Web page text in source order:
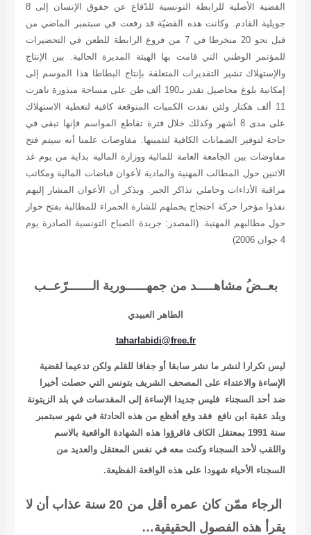
القضية الأصلية للرابطة التونسية للدّفاع عن حقوق الإنسان إلى 8
جويلية القادم. وكانت هذه القضيّة قد رفعت في سبتمبر الماضي من
قبل نحو 20 منخرطا في 7 من فروع الرابطة للطعن في التحضيرات
للمؤتمر الوطني التي قامت بها الهيئة المديرة الحالية. بين الإنتاج
والإستهلاك تشير التقديرات المتعلقة بإنتاج البطاطا هذا الموسم إلى
إمكانية بلوغ محاصيل تقدر بـ190 ألف طن على مساحة مبذورة ناهزت
11 ألف هكتار ولئن نفدت الكميات المتوقعة كافية لتغطية الاستهلاك
على مدى 8 أشهر وكذلك خلال فترة تقاطع المواسم فإنها تبقى في
حاجة لتوفير الضمانات الكافية لتثمينها. مفاوضات علمنا أنه سيتم فتح
مفاوضات بين الجامعة العامة للمالية ووزارة المالية بداية من يوم غد
الاثنين حول المطالب المهنية والمادية لأعوان قباضات المالية ومكاتب
مراقبة الأداءات وحاملي تذاكر الجبر. ويذكر أن الأعوان المشار إليهم
نفذوا مؤخرا حركة احتجاج يحملهم للشارة الحمراء للمطالبة بفتح حوار
حول مطالبهم المهنية.(المصدر: جريدة الصباح التونسية الصادرة يوم
4 جوان 2006)
بعــض مشاهـــــد من جمهــــــورية الـــــــرّعــب
الطاهر العبيدي
taharlabidi@free.fr
ليس تكرارا لنشر ما نشر سابقا أو جفافا للقلم ولكن تدعيما لقضية
الإساءة والاعتداء على المصحف الشريف بتونس التي حصلت أخيرا
ضد أحد السجناء فليس جديدا الإساءة إلى المقدسات في بلد الزيتونة
وبلد عقبة ابن نافع فقد وقع أفظع من هذه الحادثة في شهر سبتمبر
سنة 1991 بمعتقل الكاف فاقرؤوا هذه الشهادة الواقعية بالاسم
واللقب لأحد السجناء وكنت معه في نفس المعتقل والعديد من
السجناء الأحياء شهودا على هذه الواقعة الفظيعة.
الرجاء ممّن كان عمره أقل من 20 سنة عذاب أن لا
يقرأ هذه الفصول الحقيقية…